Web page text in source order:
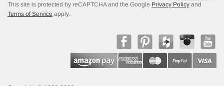
This site is protected by reCAPTCHA and the Google Privacy Policy and
Terms of Service apply.